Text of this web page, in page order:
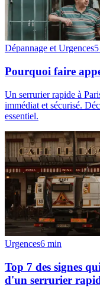
Dépannage et Urgences5
Pourquoi faire
Un serrurier rapide à
immédiat et sécurisé.
essentiel.
Urgences6 min
Top 7 des signes
d'un serrurier